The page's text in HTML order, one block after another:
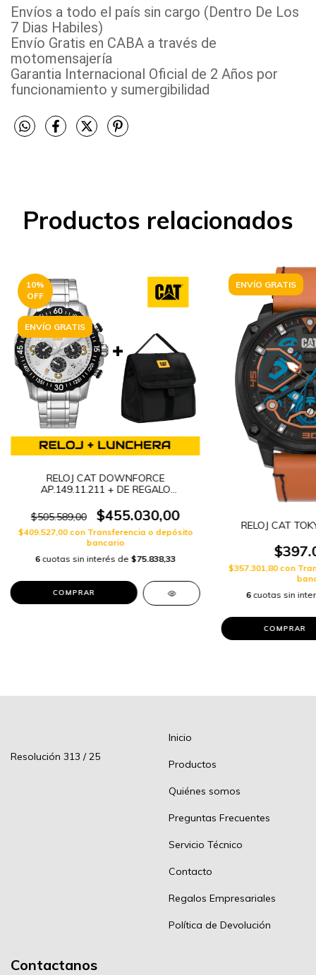
Envíos a todo el país sin cargo (Dentro De Los
7 Dias Habiles)
Envío Gratis en CABA a través de
motomensajería
Garantia Internacional Oficial de 2 Años por
funcionamiento y sumergibilidad
Productos relacionados
10%
OFF
ENVÍO GRATIS
RELOJ CAT DOWNFORCE
AP.149.11.211 + DE REGALO
$505.589,00
$455.030,00
$409.527,00 con Transferencia o depósito
bancario
6 cuotas sin interés de $75.838,33
ENVÍO GRATIS
RELOJ CAT
$357.301,80 con
6 cuotas sin
Resolución 313 / 25
Inicio
Productos
Quiénes somos
Preguntas Frecuentes
Servicio Técnico
Contacto
Regalos Empresariales
Política de Devolución
Contactanos